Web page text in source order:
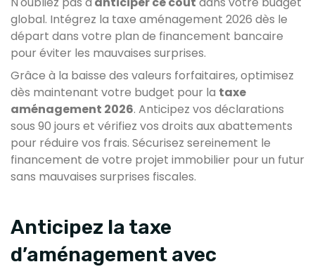
global. Intégrez la taxe aménagement 2026 dès le
départ dans votre plan de financement bancaire
pour éviter les mauvaises surprises.
Grâce à la baisse des valeurs forfaitaires, optimisez
dès maintenant votre budget pour la taxe
aménagement 2026. Anticipez vos déclarations
sous 90 jours et vérifiez vos droits aux abattements
pour réduire vos frais. Sécurisez sereinement le
financement de votre projet immobilier pour un futur
sans mauvaises surprises fiscales.
Anticipez la taxe
d’aménagement avec